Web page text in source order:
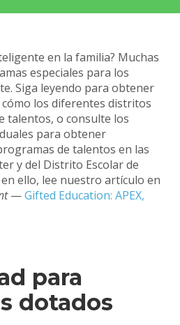
en la familia? Muchas
especiales para los
Siga leyendo para obtener
los diferentes distritos
talentos, o consulte los
para obtener
de talentos en las
y del Distrito Escolar de
ello, lee nuestro artículo en
—Gifted Education: APEX,
para
dotados